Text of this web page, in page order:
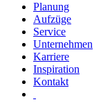
Planung
Aufzüge
Service
Unternehmen
Karriere
Inspiration
Kontakt